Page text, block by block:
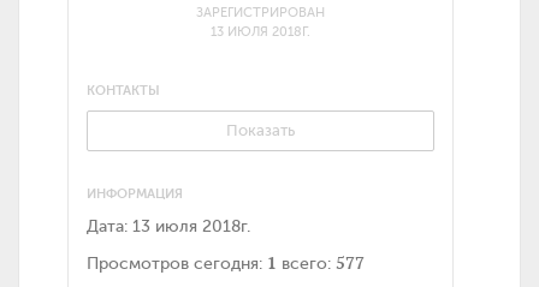
ЗАРЕГИСТРИРОВАН
13 ИЮЛЯ 2018Г.
КОНТАКТЫ
Показать
ИНФОРМАЦИЯ
Дата: 13 июля 2018г.
Просмотров сегодня: 1 всего: 577